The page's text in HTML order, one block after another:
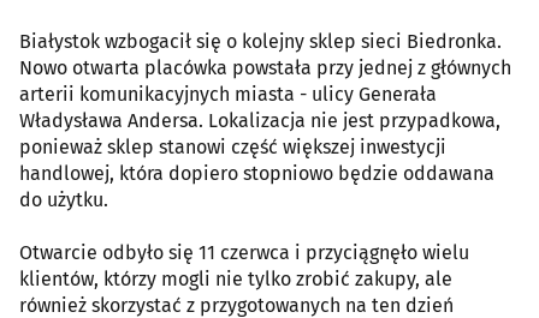
Białystok wzbogacił się o kolejny sklep sieci Biedronka.
Nowo otwarta placówka powstała przy jednej z głównych
arterii komunikacyjnych miasta - ulicy Generała
Władysława Andersa. Lokalizacja nie jest przypadkowa,
ponieważ sklep stanowi część większej inwestycji
handlowej, która dopiero stopniowo będzie oddawana
do użytku.
Otwarcie odbyło się 11 czerwca i przyciągnęło wielu
klientów, którzy mogli nie tylko zrobić zakupy, ale
również skorzystać z przygotowanych na ten dzień